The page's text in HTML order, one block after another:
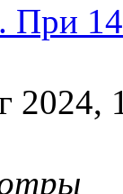
2024,